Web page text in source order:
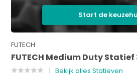
Start de
FUTECH
FUTECH Medium Duty
Bekijk alles Statieven